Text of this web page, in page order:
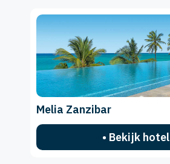
Melia Zanzibar
• Bekijk hotel